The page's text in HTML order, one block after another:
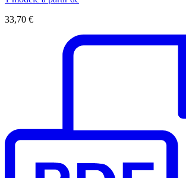
33,70 €